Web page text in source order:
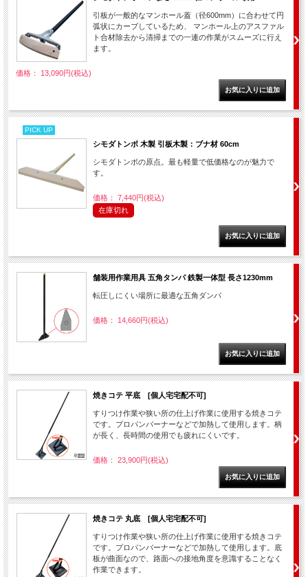
引板が一般的なマンホール蓋（径600mm）に合わせて円
弧状にカーブしているため、 マンホール上のアスファル
ト合材除去から清掃までの一連の作業がスムーズに行え
ます。
価格： 13,090円(税込)
PICK UP
シモダトンボ 木製 引板木製：ブナ材 60cm
シモダトンボの原点。最も軽量で低価格なのが魅力で
す。
価格： 7,440円(税込)
在庫切れ
舗装用作業用具 五角タンパ 鉄製一体型 長さ1230mm
転圧しにくい場所に最適な五角ダンパ
価格： 14,660円(税込)
焼きコテ 平底 [個人宅宅配不可]
すりつけ作業や狭い所の仕上げ作業に使用する焼きコテ
です。プロパンバーナーなどで加熱して使用します。柄
が長く、長時間の使用でも疲れにくいです。
価格： 23,900円(税込)
焼きコテ 丸底 [個人宅宅配不可]
すりつけ作業や狭い所の仕上げ作業に使用する焼きコテ
です。プロパンバーナーなどで加熱して使用します。底
板が曲面なので、路面への接地角度を意識することなく
作業できます。